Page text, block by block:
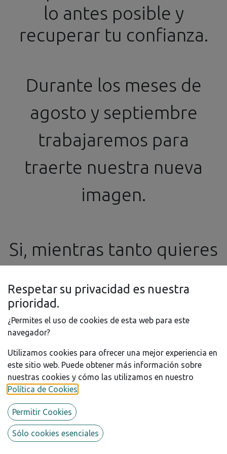
Distribuidor Oficial
info@ssgproducts.com
+34 644 54 77 87
Horario de 16h a 20h
Kits de Plástico
Kits de Coches
en Plástico
Motos
Camiones
No hay productos definidos en esta categoría.
lo antes posible y
recuperar tu confianza.
Durante los meses de
agosto y septiembre
trabajaremos para
traerte nuestra nueva
imagen.
Si, mientras tanto quieres
consulta, no dudes en
contactar con nosotros
por e-mail a
info@ssgproducts.com
Marcas que dist
Respetar su privacidad es nuestra
prioridad.
¿Permites el uso de cookies de esta web para este
navegador?
Utilizamos cookies para ofrecer una mejor experiencia en
este sitio web. Puede obtener más información sobre
nuestras cookies y cómo las utilizamos en nuestro
Política de Cookies
Permitir Cookies
Sólo cookies esenciales